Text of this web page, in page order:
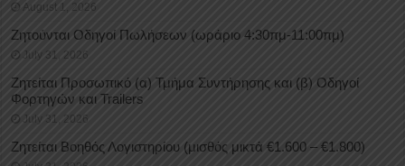
August 1, 2026
Ζητούνται Οδηγοί Πωλήσεων (ωράριο 4:30πμ-11:00πμ)
July 31, 2026
Ζητείται Προσωπικό (α) Τμήμα Συντήρησης και (β) Οδηγοί
Φορτηγών και Trailers
July 31, 2026
Ζητείται Βοηθός Λογιστηρίου (μισθός μικτά €1.600 – €1.800)